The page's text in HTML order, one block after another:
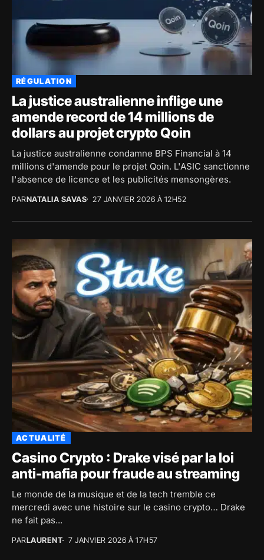
RÉGULATION
La justice australienne inflige une
amende record de 14 millions de
dollars au projet crypto Qoin
La justice australienne condamne BPS Financial à 14
millions d'amende pour le projet Qoin. L'ASIC sanctionne
l'absence de licence et les publicités mensongères.
PARNATALIA SAVAS 27 JANVIER 2026 À 12H52
ACTUALITÉ
Casino Crypto : Drake visé par la loi
anti-mafia pour fraude au streaming
Le monde de la musique et de la tech tremble ce
mercredi avec une histoire sur le casino crypto… Drake
ne fait pas...
PARLAURENT 7 JANVIER 2026 À 17H57